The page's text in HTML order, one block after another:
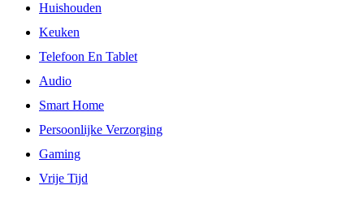
Huishouden
Keuken
Telefoon En Tablet
Audio
Smart Home
Persoonlijke Verzorging
Gaming
Vrije Tijd